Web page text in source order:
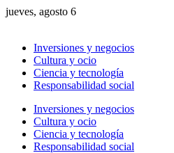
jueves, agosto 6
Inversiones y negocios
Cultura y ocio
Ciencia y tecnología
Responsabilidad social
Inversiones y negocios
Cultura y ocio
Ciencia y tecnología
Responsabilidad social